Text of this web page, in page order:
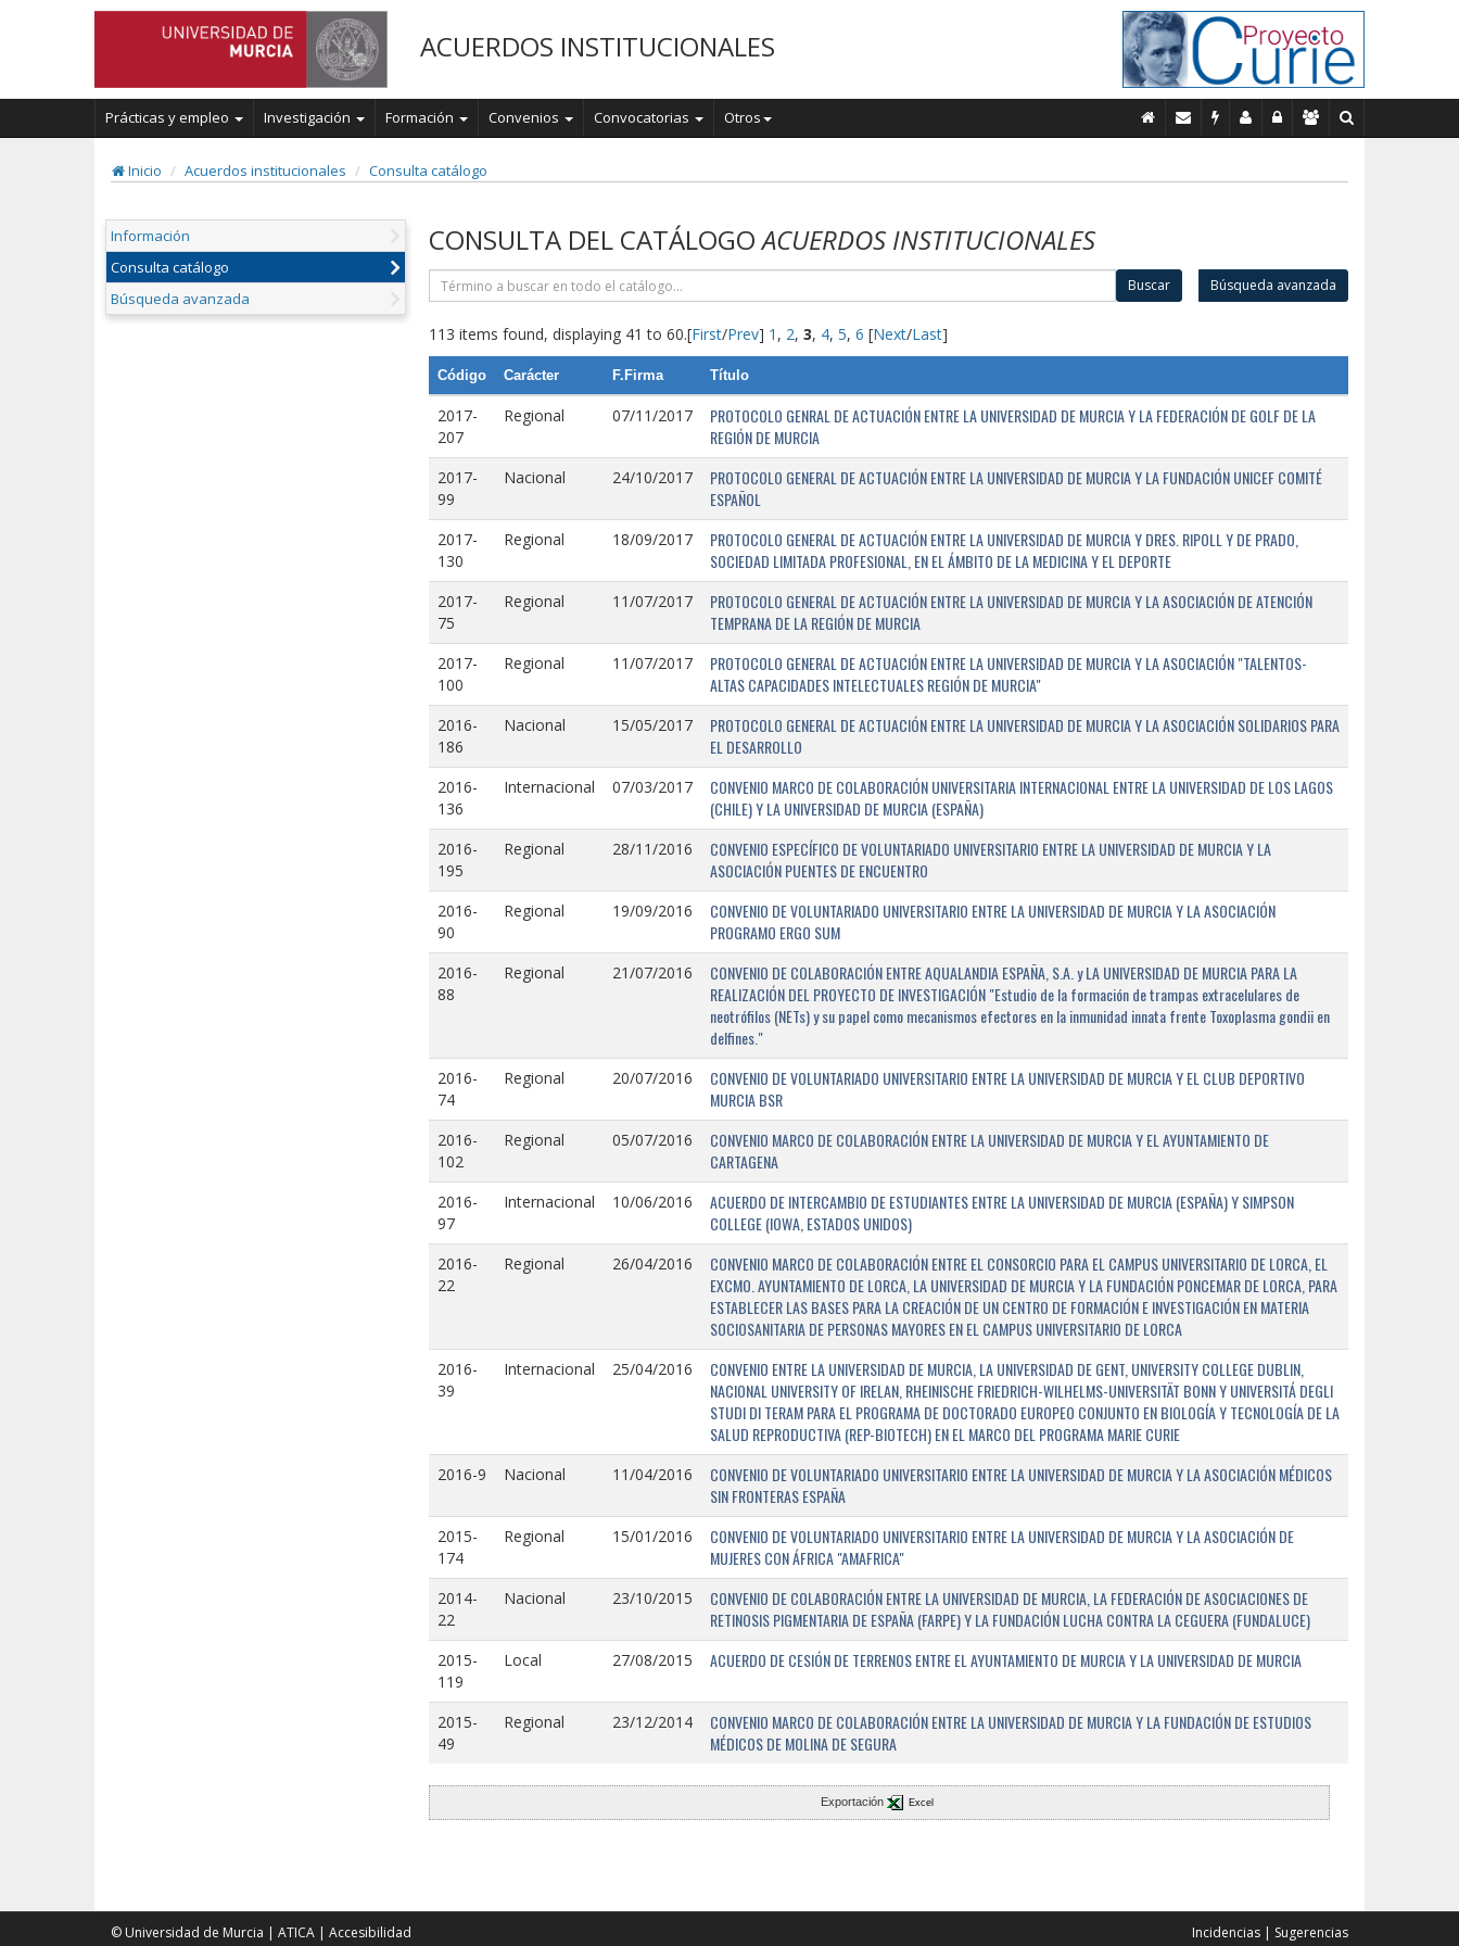
ACUERDOS INSTITUCIONALES
Prácticas y empleo Investigación Formación Convenios Convocatorias Otros
Inicio Acuerdos institucionales Consulta catálogo
Información
Consulta catálogo
Búsqueda avanzada
CONSULTA DEL CATÁLOGOACUERDOS INSTITUCIONALES
Buscar Búsqueda avanzada
113 items found, displaying 41 to 60.[First/Prev] 1 , 2, 3, 4, 5, 6 [Next/Last]
Código Carácter F.Firma Título
2017-
207
Regional 07/11/2017
PROTOCOLO GENRAL DE ACTUACIÓN ENTRE LA UNIVERSIDAD DE MURCIA Y LA FEDERACIÓN DE GOLF DE LA
REGIÓN DE MURCIA
2017-
99
Nacional 24/10/2017
PROTOCOLO GENERAL DE ACTUACIÓN ENTRE LA UNIVERSIDAD DE MURCIA Y LA FUNDACIÓN UNICEF COMITÉ
ESPAÑOL
2017-
130
Regional 18/09/2017
PROTOCOLO GENERAL DE ACTUACIÓN ENTRE LA UNIVERSIDAD DE MURCIA Y DRES. RIPOLL Y DE PRADO,
SOCIEDAD LIMITADA PROFESIONAL, EN EL ÁMBITO DE LA MEDICINA Y EL DEPORTE
2017-
75
Regional 11/07/2017
PROTOCOLO GENERAL DE ACTUACIÓN ENTRE LA UNIVERSIDAD DE MURCIA Y LA ASOCIACIÓN DE ATENCIÓN
TEMPRANA DE LA REGIÓN DE MURCIA
2017-
100
Regional 11/07/2017
PROTOCOLO GENERAL DE ACTUACIÓN ENTRE LA UNIVERSIDAD DE MURCIA Y LA ASOCIACIÓN "TALENTOS-
ALTAS CAPACIDADES INTELECTUALES REGIÓN DE MURCIA"
2016-
186
Nacional 15/05/2017
PROTOCOLO GENERAL DE ACTUACIÓN ENTRE LA UNIVERSIDAD DE MURCIA Y LA ASOCIACIÓN SOLIDARIOS PARA
EL DESARROLLO
2016-
136
Internacional 07/03/2017
CONVENIO MARCO DE COLABORACIÓN UNIVERSITARIA INTERNACIONAL ENTRE LA UNIVERSIDAD DE LOS LAGOS
(CHILE) Y LA UNIVERSIDAD DE MURCIA (ESPAÑA)
2016-
195
Regional 28/11/2016
CONVENIO ESPECÍFICO DE VOLUNTARIADO UNIVERSITARIO ENTRE LA UNIVERSIDAD DE MURCIA Y LA
ASOCIACIÓN PUENTES DE ENCUENTRO
2016-
90
Regional 19/09/2016
CONVENIO DE VOLUNTARIADO UNIVERSITARIO ENTRE LA UNIVERSIDAD DE MURCIA Y LA ASOCIACIÓN
PROGRAMO ERGO SUM
2016-
88
Regional 21/07/2016
CONVENIO DE COLABORACIÓN ENTRE AQUALANDIA ESPAÑA, S.A. y LA UNIVERSIDAD DE MURCIA PARA LA
REALIZACIÓN DEL PROYECTO DE INVESTIGACIÓN "Estudio de la formación de trampas extracelulares de
neotrófilos (NETs) y su papel como mecanismos efectores en la inmunidad innata frente Toxoplasma gondii en
delfines."
2016-
74
Regional 20/07/2016
CONVENIO DE VOLUNTARIADO UNIVERSITARIO ENTRE LA UNIVERSIDAD DE MURCIA Y EL CLUB DEPORTIVO
MURCIA BSR
2016-
102
Regional 05/07/2016
CONVENIO MARCO DE COLABORACIÓN ENTRE LA UNIVERSIDAD DE MURCIA Y EL AYUNTAMIENTO DE
CARTAGENA
2016-
97
Internacional 10/06/2016
ACUERDO DE INTERCAMBIO DE ESTUDIANTES ENTRE LA UNIVERSIDAD DE MURCIA (ESPAÑA) Y SIMPSON
COLLEGE (IOWA, ESTADOS UNIDOS)
2016-
22
Regional 26/04/2016
CONVENIO MARCO DE COLABORACIÓN ENTRE EL CONSORCIO PARA EL CAMPUS UNIVERSITARIO DE LORCA, EL
EXCMO. AYUNTAMIENTO DE LORCA, LA UNIVERSIDAD DE MURCIA Y LA FUNDACIÓN PONCEMAR DE LORCA, PARA
ESTABLECER LAS BASES PARA LA CREACIÓN DE UN CENTRO DE FORMACIÓN E INVESTIGACIÓN EN MATERIA
SOCIOSANITARIA DE PERSONAS MAYORES EN EL CAMPUS UNIVERSITARIO DE LORCA
2016-
39
Internacional 25/04/2016
CONVENIO ENTRE LA UNIVERSIDAD DE MURCIA, LA UNIVERSIDAD DE GENT, UNIVERSITY COLLEGE DUBLIN,
NACIONAL UNIVERSITY OF IRELAN, RHEINISCHE FRIEDRICH-WILHELMS-UNIVERSITÄT BONN Y UNIVERSITÁ DEGLI
STUDI DI TERAM PARA EL PROGRAMA DE DOCTORADO EUROPEO CONJUNTO EN BIOLOGÍA Y TECNOLOGÍA DE LA
SALUD REPRODUCTIVA (REP-BIOTECH) EN EL MARCO DEL PROGRAMA MARIE CURIE
2016-9 Nacional 11/04/2016
CONVENIO DE VOLUNTARIADO UNIVERSITARIO ENTRE LA UNIVERSIDAD DE MURCIA Y LA ASOCIACIÓN MÉDICOS
SIN FRONTERAS ESPAÑA
2015-
174
Regional 15/01/2016
CONVENIO DE VOLUNTARIADO UNIVERSITARIO ENTRE LA UNIVERSIDAD DE MURCIA Y LA ASOCIACIÓN DE
MUJERES CON ÁFRICA "AMAFRICA"
2014-
22
Nacional 23/10/2015
CONVENIO DE COLABORACIÓN ENTRE LA UNIVERSIDAD DE MURCIA, LA FEDERACIÓN DE ASOCIACIONES DE
RETINOSIS PIGMENTARIA DE ESPAÑA (FARPE) Y LA FUNDACIÓN LUCHA CONTRA LA CEGUERA (FUNDALUCE)
2015-
119
Local 27/08/2015 ACUERDO DE CESIÓN DE TERRENOS ENTRE EL AYUNTAMIENTO DE MURCIA Y LA UNIVERSIDAD DE MURCIA
2015-
49
Regional 23/12/2014
CONVENIO MARCO DE COLABORACIÓN ENTRE LA UNIVERSIDAD DE MURCIA Y LA FUNDACIÓN DE ESTUDIOS
MÉDICOS DE MOLINA DE SEGURA
Exportación Excel
© Universidad de Murcia ATICA Accesibilidad Incidencias Sugerencias